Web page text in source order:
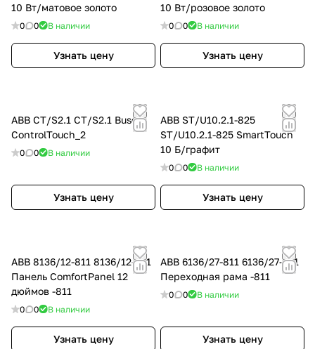
10 Вт/матовое золото
0 0 В наличии
Узнать цену
10 Вт/розовое золото
0 0 В наличии
Узнать цену
ABB CT/S2.1 CT/S2.1 Busch-
ControlTouch_2
0 0 В наличии
Узнать цену
ABB ST/U10.2.1-825
ST/U10.2.1-825 SmartTouch
10 Б/графит
0 0 В наличии
Узнать цену
ABB 8136/12-811 8136/12-811
Панель ComfortPanel 12
дюймов -811
0 0 В наличии
Узнать цену
ABB 6136/27-811 6136/27-811
Переходная рама -811
0 0 В наличии
Узнать цену